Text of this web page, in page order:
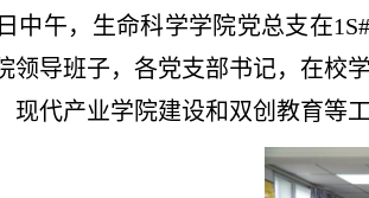
中午，生命科学学院党总支在
领导班子，各党支部书记，在校
现代产业学院建设和双创教育等